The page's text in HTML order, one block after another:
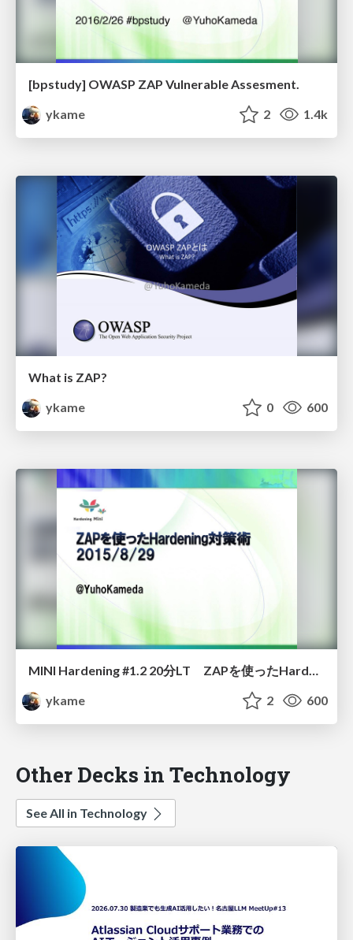
[bpstudy] OWASP ZAP Vulnerable Assesment.
ykame
2 1.4k
What is ZAP?
ykame
0 600
MINI Hardening #1.2 20分LT ZAPを使ったHardening対策術 2015/8/29
ykame
2 600
Other Decks in Technology
See All in Technology